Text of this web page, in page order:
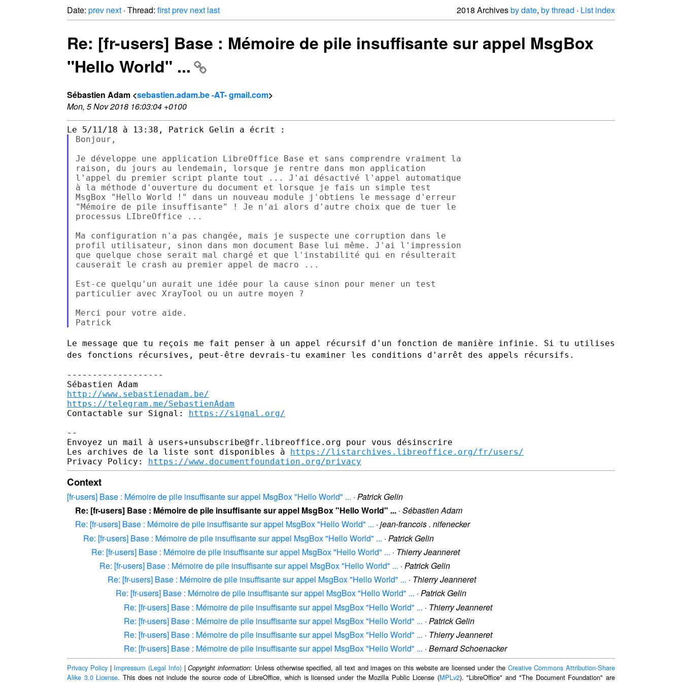
Date: prev next · Thread: firstprev next last 2018 Archivesby date, by thread · List index
Re: [fr-users] Base : Mémoire de pile insuffisante sur appel MsgBox
"Hello World" ...
Sébastien Adam <sebastien.adam.be -AT- gmail.com>
Mon, 5 Nov 2018 16:03:04 +0100
Bonjour,
Je développe une application LibreOffice Base et sans comprendre vraiment la
raison, du jours au lendemain, lorsque je rentre dans mon application
l'appel du premier script plante tout ... J'ai désactivé l'appel automatique
à la méthode d'ouverture du document et lorsque je fais un simple test
MsgBox "Hello World !" dans un nouveau module j'obtiens le message d'erreur
"Mémoire de pile insuffisante" ! Je n'ai alors d'autre choix que de tuer le
processus LIbreOffice ...
Ma configuration n'a pas changée, mais je suspecte une corruption dans le
profil utilisateur, sinon dans mon document Base lui même. J'ai l'impression
que quelque chose serait mal chargé et que l'instabilité qui en résulterait
causerait le crash au premier appel de macro ...
Est-ce quelqu'un aurait une idée pour la cause sinon pour mener un test
particulier avec XrayTool ou un autre moyen ?
Merci pour votre aide.
Le message que tu reçois me fait penser à un appel récursif d'un fonction de manière infinie. Si tu utilises
des fonctions récursives, peut-être devrais-tu examiner les conditions d'arrêt des appels récursifs.
-------------------
http://www.sebastienadam.be/
https://telegram.me/SebastienAdam
Contactable sur Signal: https://signal.org/
--
Envoyez un mail à users+unsubscribe@fr.libreoffice.org pour vous désinscrire
Les archives de la liste sont disponibles à https://listarchives.libreoffice.org/fr/users/
Privacy Policy: https://www.documentfoundation.org/privacy
Context
[fr-users] Base : Mémoire de pile insuffisante sur appel MsgBox "Hello World" ... · Patrick Gelin
Re: [fr-users] Base : Mémoire de pile insuffisante sur appel MsgBox "Hello World" ... · Sébastien Adam
Re: [fr-users] Base : Mémoire de pile insuffisante sur appel MsgBox "Hello World" ... · jean-francois . nifenecker
Re: [fr-users] Base : Mémoire de pile insuffisante sur appel MsgBox "Hello World" ... · Patrick Gelin
Re: [fr-users] Base : Mémoire de pile insuffisante sur appel MsgBox "Hello World" ... · Thierry Jeanneret
Re: [fr-users] Base : Mémoire de pile insuffisante sur appel MsgBox "Hello World" ... · Patrick Gelin
Re: [fr-users] Base : Mémoire de pile insuffisante sur appel MsgBox "Hello World" ... · Thierry Jeanneret
Re: [fr-users] Base : Mémoire de pile insuffisante sur appel MsgBox "Hello World" ... · Patrick Gelin
Re: [fr-users] Base : Mémoire de pile insuffisante sur appel MsgBox "Hello World" ... · Thierry Jeanneret
Re: [fr-users] Base : Mémoire de pile insuffisante sur appel MsgBox "Hello World" ... · Patrick Gelin
Re: [fr-users] Base : Mémoire de pile insuffisante sur appel MsgBox "Hello World" ... · Thierry Jeanneret
Re: [fr-users] Base : Mémoire de pile insuffisante sur appel MsgBox "Hello World" ... · Bernard Schoenacker
Privacy Policy| Impressum (Legal Info)|Copyright information: Unless otherwise specified, all text and images on this website are licensed under the Creative Commons Attribution-Share
Alike 3.0 License. This does not include the source code of LibreOffice, which is licensed under the Mozilla Public License (MPLv2). "LibreOffice" and "The Document Foundation" are